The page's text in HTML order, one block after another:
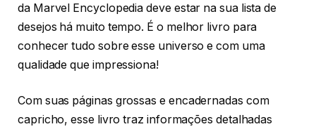
da Marvel Encyclopedia deve estar na sua lista de
desejos há muito tempo. É o melhor livro para
conhecer tudo sobre esse universo e com uma
qualidade que impressiona!
Com suas páginas grossas e encadernadas com
capricho, esse livro traz informações detalhadas